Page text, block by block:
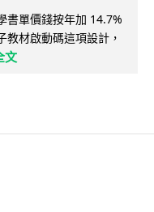
書單價錢按年加 14.7%
材啟動碼這項設計，
文